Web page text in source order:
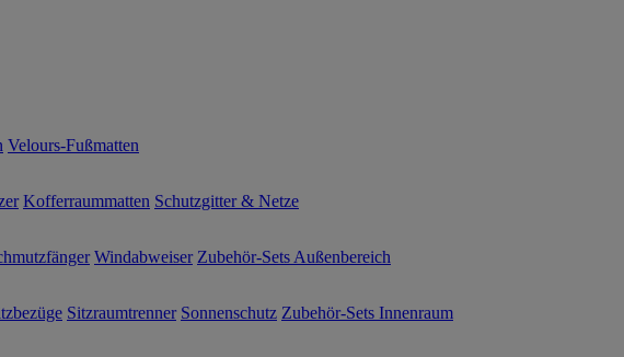
Velours-Fußmatten
Kofferraummatten Schutzgitter & Netze
Windabweiser Zubehör-Sets Außenbereich
Sitzraumtrenner Sonnenschutz Zubehör-Sets Innenraum